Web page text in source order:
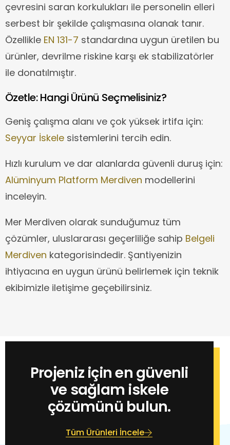
çevresini saran korkulukları ile personelin elleri
serbest bir şekilde çalışmasına olanak tanır.
Özellikle EN 131-7 standardına uygun üretilen bu
ürünler, devrilme riskine karşı ek stabilizatörler
ile donatılmıştır.
Özetle: Hangi Ürünü Seçmelisiniz?
Geniş çalışma alanı ve çok yüksek irtifa için:
Seyyar İskele sistemlerini tercih edin.
Hızlı kurulum ve dar alanlarda güvenli duruş için:
Alüminyum Platform Merdiven modellerini
inceleyin.
Mer Merdiven olarak sunduğumuz tüm
çözümler, uluslararası geçerliliğe sahip Belgeli
Merdiven kategorisindedir. Şantiyenizin
ihtiyacına en uygun ürünü belirlemek için teknik
ekibimizle iletişime geçebilirsiniz.
Projeniz için en güvenli
ve sağlam iskele
çözümünü bulun.
Tüm Ürünleri İncele